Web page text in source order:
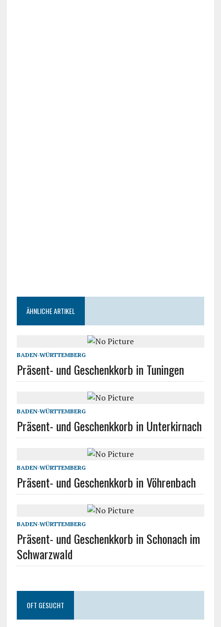
ÄHNLICHE ARTIKEL
BADEN-WÜRTTEMBERG
Präsent- und Geschenkkorb in Tuningen
BADEN-WÜRTTEMBERG
Präsent- und Geschenkkorb in Unterkirnach
BADEN-WÜRTTEMBERG
Präsent- und Geschenkkorb in Vöhrenbach
BADEN-WÜRTTEMBERG
Präsent- und Geschenkkorb in Schonach im
Schwarzwald
OFT GESUCHT